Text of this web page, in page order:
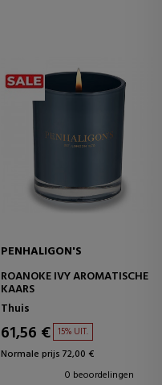
PENHALIGON'S
ROANOKE IVY AROMATISCHE
KAARS
Thuis
61,56 € 15% UIT.
Normale prijs 72,00 €
0 beoordelingen